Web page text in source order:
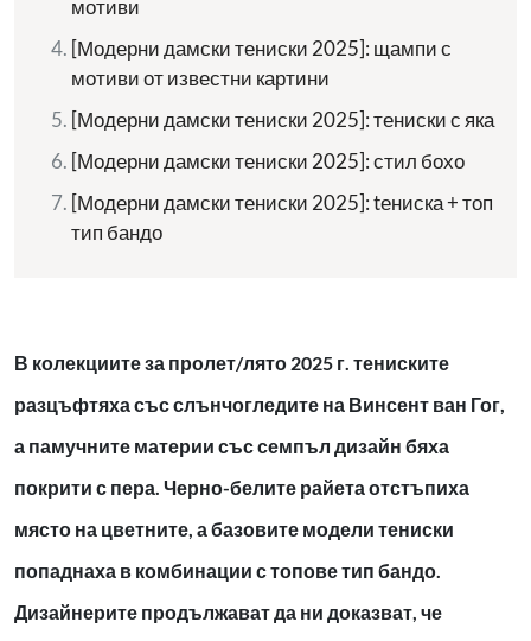
мотиви
[Модерни дамски тениски 2025]: щампи с
мотиви от известни картини
[Модерни дамски тениски 2025]: тениски с яка
[Модерни дамски тениски 2025]: стил бохо
[Модерни дамски тениски 2025]: tениска + топ
тип бандо
В колекциите за пролет/лято 2025 г. тениските
разцъфтяха със слънчогледите на Винсент ван Гог,
а памучните материи със семпъл дизайн бяха
покрити с пера. Черно-белите райета отстъпиха
място на цветните, а базовите модели тениски
попаднаха в комбинации с топове тип бандо.
Дизайнерите продължават да ни доказват, че